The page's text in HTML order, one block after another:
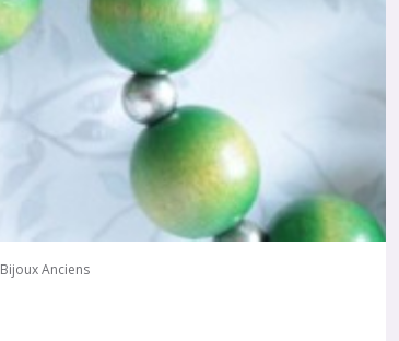
Bijoux Anciens